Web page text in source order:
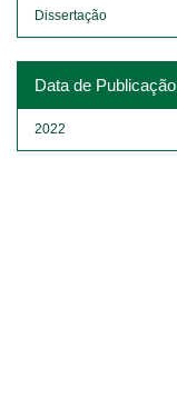
Dissertação
Data de Publicação
2022